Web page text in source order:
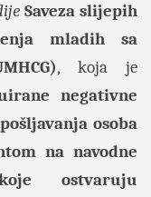
Saveza slijepih
mladih sa
, koja je
negativne
osoba
na navodne
ostvaruju